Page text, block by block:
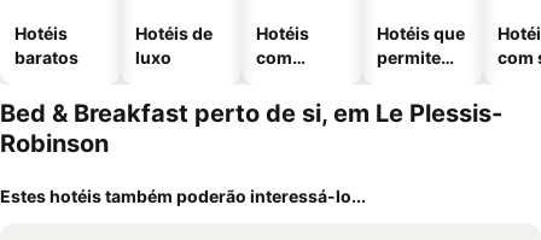
Hotéis
baratos
Hotéis de
luxo
Hotéis
com
Hotéis que
permitem
com
Bed & Breakfast perto de si, em Le Plessis-
Robinson
Estes hotéis também poderão interessá-lo...